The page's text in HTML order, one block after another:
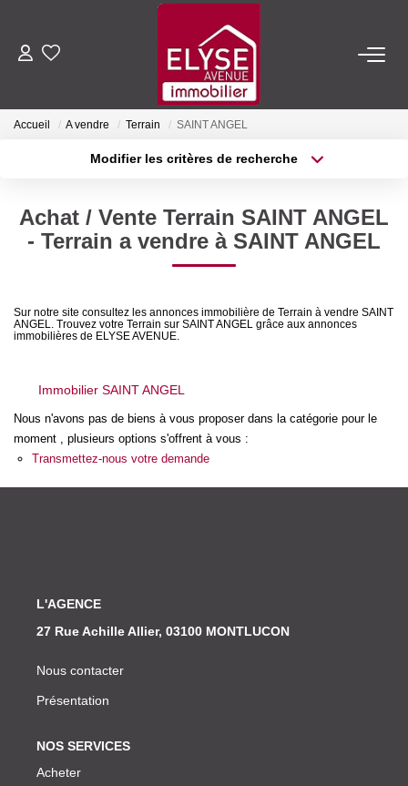
ACHETER
NOTRE AGENCE
Nous Rejoindre
Nos Actualités
Accueil A vendre Terrain SAINT ANGEL
Modifier les critères de recherche
Sélectionnez...
Type de bien
Surface min
Créer une alerte
Achat / Vente Terrain SAINT ANGEL
- Terrain a vendre à SAINT ANGEL
Sur notre site consultez les annonces immobilière de Terrain à vendre SAINT
ANGEL. Trouvez votre Terrain sur SAINT ANGEL grâce aux annonces
immobilières de ELYSE AVENUE.
Immobilier SAINT ANGEL
Nous n'avons pas de biens à vous proposer dans la catégorie pour le
moment , plusieurs options s'offrent à vous :
Transmettez-nous votre demande
L'AGENCE
27 Rue Achille Allier, 03100 MONTLUCON
Nous contacter
Présentation
NOS SERVICES
Acheter